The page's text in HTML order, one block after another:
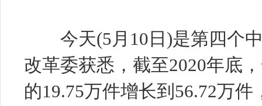
今天(5月10日)是第四个中
改革委获悉，截至2020年底
的19.75万件增长到56.72万